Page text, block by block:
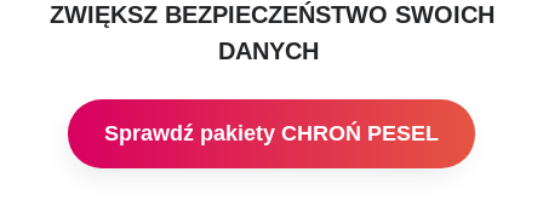
ZWIĘKSZ BEZPIECZEŃSTWO SWOICH
DANYCH
Sprawdź pakiety CHROŃ PESEL